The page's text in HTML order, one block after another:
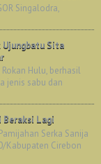
Singalodra,
Ujungbatu Sita
Hulu, berhasil
jenis sabu dan
Beraksi Lagi
Serka Sanija
Kabupaten Cirebon